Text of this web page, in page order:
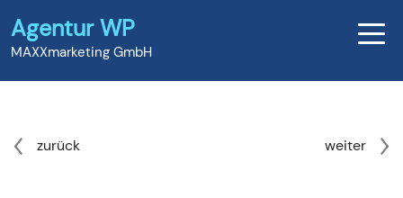
Agentur WP
MAXXmarketing GmbH
zurück weiter